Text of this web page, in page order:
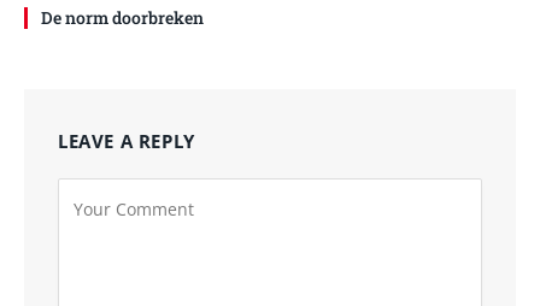
De norm doorbreken
LEAVE A REPLY